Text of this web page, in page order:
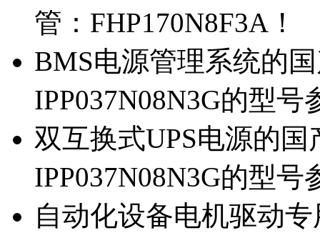
管：FHP170N8F3A！
BMS电源管理系统的
IPP037N08N3G的型号
双互换式UPS电源的
IPP037N08N3G的型号
自动化设备电机驱动